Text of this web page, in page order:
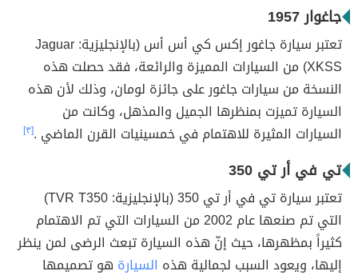
جاغوار 1957
تعتبر سيارة جاغور إكس كي أس أس (بالإنجليزية: Jaguar
XKSS) من السيارات المميزة والرائعة، فقد حصلت هذه
النسخة من سيارات جاغور على جائزة لومان، وذلك لأن هذه
السيارة تميزت بمنظرها الجميل والمذهل، وكانت من
السيارات المثيرة للاهتمام في خمسينيات القرن الماضي .[٣]
تي في أر تي 350
تعتبر سيارة تي في أر تي 350 (بالإنجليزية: TVR T350)
التي تم صنعها عام 2002 من السيارات التي تم الاهتمام
كثيراً بمظهرها، حيث إنّ هذه السيارة تبعث الرضى لمن ينظر
إليها، ويعود السبب لجمالية هذه السيارة هو تصميمها